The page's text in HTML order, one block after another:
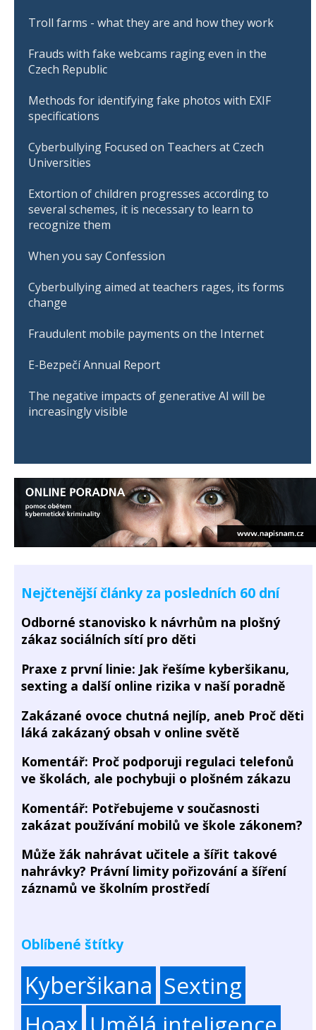
Troll farms - what they are and how they work
Frauds with fake webcams raging even in the
Czech Republic
Methods for identifying fake photos with EXIF
specifications
Cyberbullying Focused on Teachers at Czech
Universities
Extortion of children progresses according to
several schemes, it is necessary to learn to
recognize them
When you say Confession
Cyberbullying aimed at teachers rages, its forms
change
Fraudulent mobile payments on the Internet
E-Bezpečí Annual Report
The negative impacts of generative AI will be
increasingly visible
Nejčtenější články za posledních 60 dní
Odborné stanovisko k návrhům na plošný
zákaz sociálních sítí pro děti
Praxe z první linie: Jak řešíme kyberšikanu,
sexting a další online rizika v naší poradně
Zakázané ovoce chutná nejlíp, aneb Proč děti
láká zakázaný obsah v online světě
Komentář: Proč podporuji regulaci telefonů
ve školách, ale pochybuji o plošném zákazu
Komentář: Potřebujeme v současnosti
zakázat používání mobilů ve škole zákonem?
Může žák nahrávat učitele a šířit takové
nahrávky? Právní limity pořizování a šíření
záznamů ve školním prostředí
Oblíbené štítky
Kyberšikana Sexting
Hoax Umělá inteligence